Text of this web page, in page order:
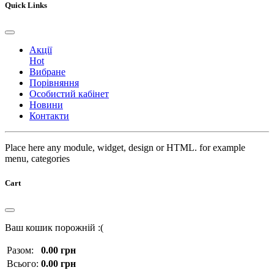
Quick Links
Акції
Hot
Вибране
Порівняння
Особистий кабінет
Новини
Контакти
Place here any module, widget, design or HTML. for example
menu, categories
Cart
Ваш кошик порожній :(
Разом:
0.00 грн
Всього: 0.00 грн